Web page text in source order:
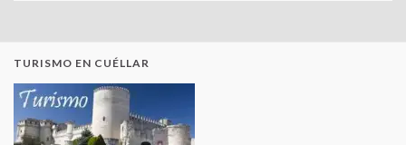
TURISMO EN CUÉLLAR